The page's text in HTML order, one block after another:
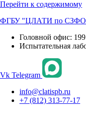
Перейти к содержимому
ФГБУ "ЦЛАТИ по
Головной офис:
Испытательная
Vk Telegram
info@clatispb.ru
+7 (812) 313-77-17